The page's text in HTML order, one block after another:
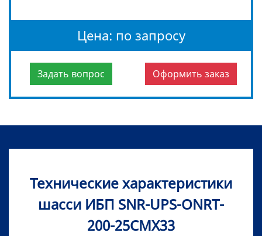
Цена: по запросу
Задать вопрос Оформить заказ
Технические характеристики
шасси ИБП SNR-UPS-ONRT-
200-25CMX33